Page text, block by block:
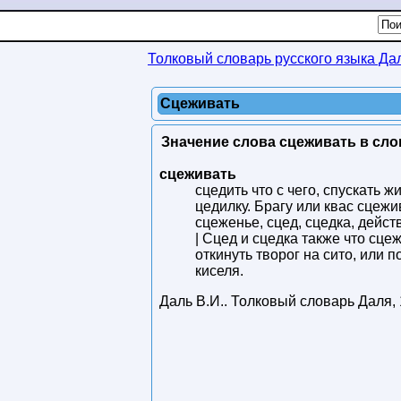
Толковый словарь русского языка
Сцеживать
Значение слова сцеживать в
сцеживать
сцедить что с чего, спускать
цедилку. Брагу или квас
сцеженье, сцед, сцедка,
| Сцед и сцедка также что
откинуть творог на сито, или
киселя.
Даль В.И.. Толковый словарь Даля,